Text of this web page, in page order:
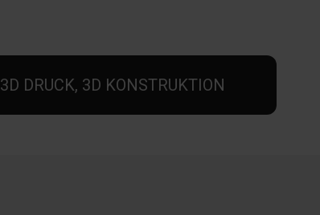
3D DRUCK, 3D KONSTRUKTION